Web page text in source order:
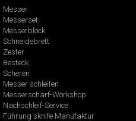
Messer
Messerset
Messerblock
Schneidebrett
Zester
Besteck
Scheren
Messer schleifen
Messerschärf-Workshop
Nachschleif-Service
Führung sknife Manufaktur